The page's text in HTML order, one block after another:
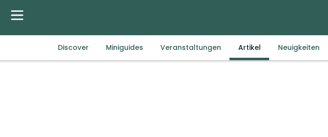
Discover Miniguides Veranstaltungen Artikel Neuigkeiten